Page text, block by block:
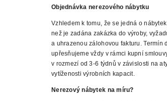
Objednávka nerezového nábytku
Vzhledem k tomu, že se jedná o
než je zadána zakázka do výroby,
a uhrazenou zálohovou fakturu. Termín
upřesňujeme vždy v rámci kupní
v rozmezí od 3-6 týdnů v závislosti na
vytíženosti výrobních kapacit.
Nerezový nábytek na míru?